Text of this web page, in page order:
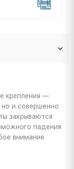
крепления —
и совершенно
закрываются
падения
внимание